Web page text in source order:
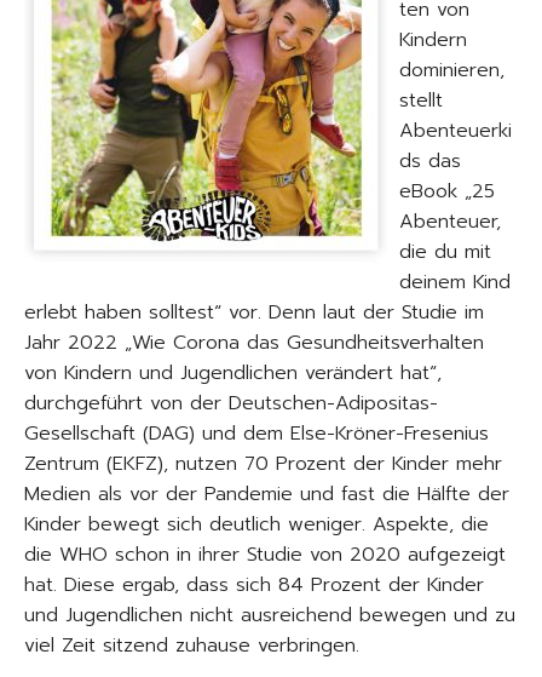
ten von
Kindern
dominieren,
stellt
Abenteuerki
ds das
eBook „25
Abenteuer,
die du mit
deinem Kind
erlebt haben solltest“ vor. Denn laut der Studie im
Jahr 2022 „Wie Corona das Gesundheitsverhalten
von Kindern und Jugendlichen verändert hat“,
durchgeführt von der Deutschen-Adipositas-
Gesellschaft (DAG) und dem Else-Kröner-Fresenius
Zentrum (EKFZ), nutzen 70 Prozent der Kinder mehr
Medien als vor der Pandemie und fast die Hälfte der
Kinder bewegt sich deutlich weniger. Aspekte, die
die WHO schon in ihrer Studie von 2020 aufgezeigt
hat. Diese ergab, dass sich 84 Prozent der Kinder
und Jugendlichen nicht ausreichend bewegen und zu
viel Zeit sitzend zuhause verbringen.